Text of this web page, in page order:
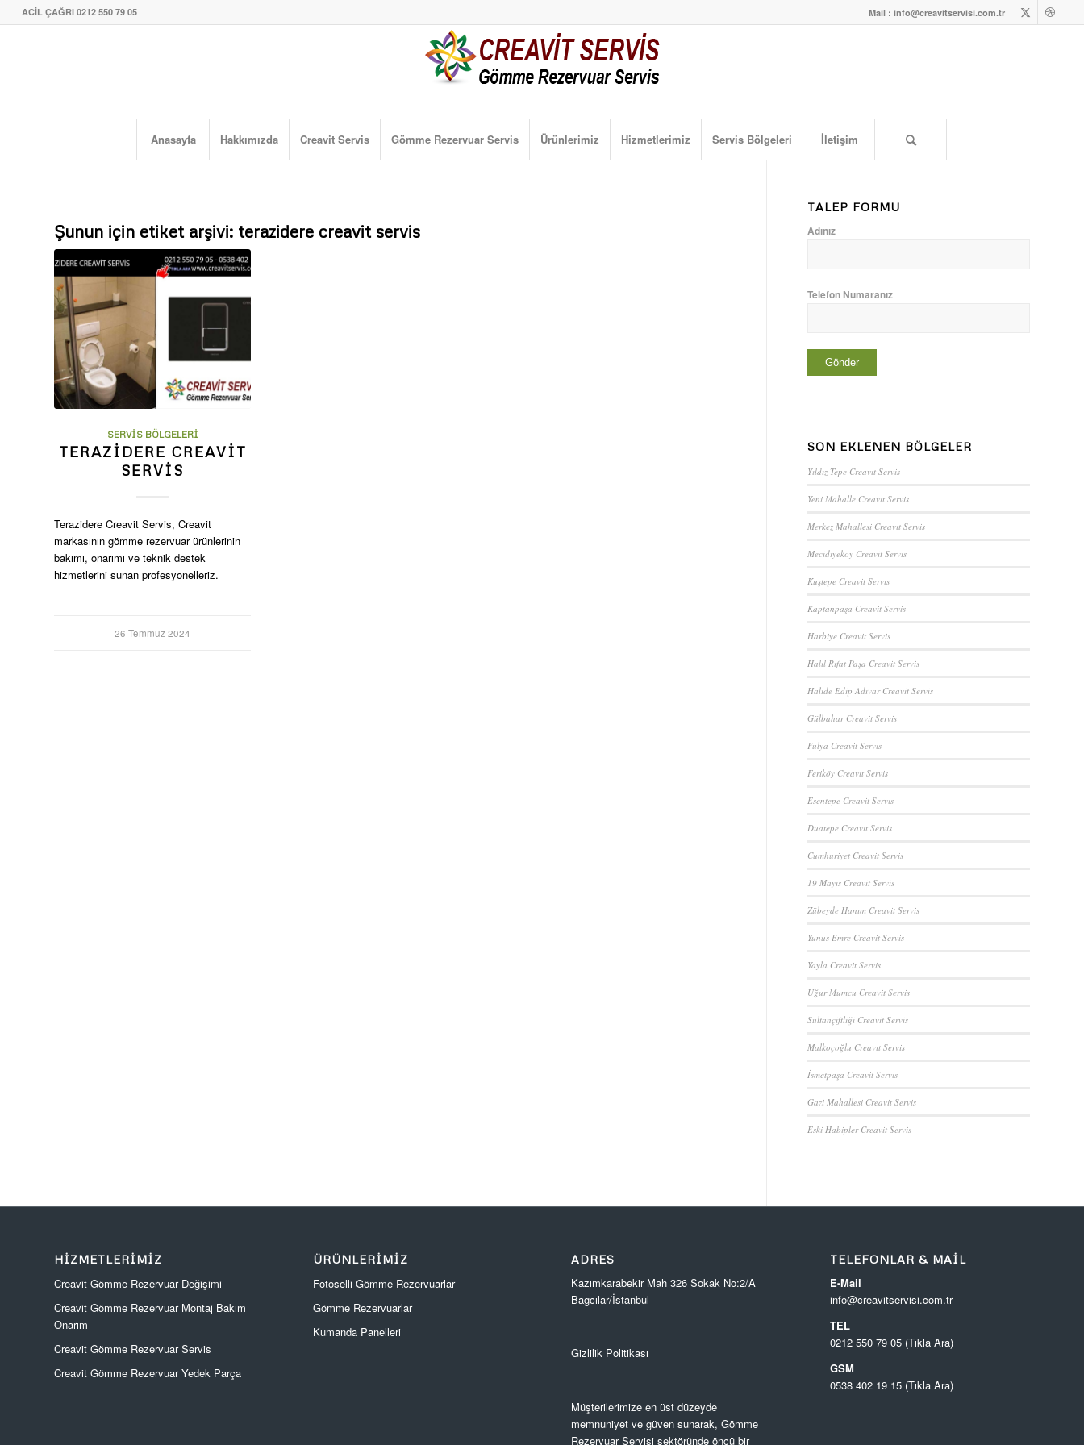
Mail : info@creavitservisi.com.tr
ACİL ÇAĞRI 0212 550 79 05
Anasayfa Hakkımızda Creavit Servis Gömme Rezervuar Servis Ürünlerimiz Hizmetlerimiz Servis Bölgeleri İletişim
Şunun için etiket arşivi: terazidere creavit servis
SERVIS BÖLGELERI
TERAZIDERE CREAVIT
SERVIS
Terazidere Creavit Servis, Creavit
markasının gömme rezervuar ürünlerinin
bakımı, onarımı ve teknik destek
hizmetlerini sunan profesyonelleriz.
26 Temmuz 2024
TALEP FORMU
Adınız
Telefon Numaranız
SON EKLENEN BÖLGELER
Yıldız Tepe Creavit Servis
Yeni Mahalle Creavit Servis
Merkez Mahallesi Creavit Servis
Mecidiyeköy Creavit Servis
Kuştepe Creavit Servis
Kaptanpaşa Creavit Servis
Harbiye Creavit Servis
Halil Rıfat Paşa Creavit Servis
Halide Edip Adıvar Creavit Servis
Gülbahar Creavit Servis
Fulya Creavit Servis
Feriköy Creavit Servis
Esentepe Creavit Servis
Duatepe Creavit Servis
Cumhuriyet Creavit Servis
19 Mayıs Creavit Servis
Zübeyde Hanım Creavit Servis
Yunus Emre Creavit Servis
Yayla Creavit Servis
Uğur Mumcu Creavit Servis
Sultançiftliği Creavit Servis
Malkoçoğlu Creavit Servis
İsmetpaşa Creavit Servis
Gazi Mahallesi Creavit Servis
Eski Habipler Creavit Servis
HIZMETLERIMIZ
Creavit Gömme Rezervuar Değişimi
Creavit Gömme Rezervuar Montaj Bakım
Onarım
Creavit Gömme Rezervuar Servis
Creavit Gömme Rezervuar Yedek Parça
ÜRÜNLERIMIZ
Fotoselli Gömme Rezervuarlar
Gömme Rezervuarlar
Kumanda Panelleri
ADRES
Kazımkarabekir Mah 326 Sokak No:2/A
Bagcılar/İstanbul
Gizlilik Politikası
Müşterilerimize en üst düzeyde
memnuniyet ve güven sunarak, Gömme
Rezervuar Servisi sektöründe öncü bir
TELEFONLAR & MAIL
E-Mail
info@creavitservisi.com.tr
TEL
0212 550 79 05 (Tıkla Ara)
GSM
0538 402 19 15 (Tıkla Ara)